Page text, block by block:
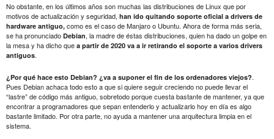
No obstante, en los últimos años son muchas las distribuciones de Linux que por
motivos de actualización y seguridad, han ido quitando soporte oficial a drivers de
hardware antiguo, como es el caso de Manjaro o Ubuntu. Ahora de forma más seria,
se ha pronunciado Debian, la madre de éstas distribuciones, quien ha dado un golpe en
la mesa y ha dicho que a partir de 2020 va a ir retirando el soporte a varios drivers
antiguos.
¿Por qué hace esto Debian? ¿va a suponer el fin de los ordenadores viejos?.
Pues Debian achaca todo esto a que si quiere seguir creciendo no puede llevar el
“lastre” de código más antiguo, sobretodo porque cuesta bastante de mantener, ya que
encontrar a programadores que sepan entenderlo y actualizarlo hoy en día es algo
bastante limitado. Por otra parte, no ayuda a mantener una arquitectura limpia en el
sistema.